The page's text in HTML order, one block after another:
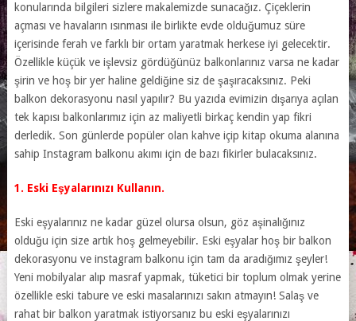
konularında bilgileri sizlere makalemizde sunacağız. Çiçeklerin
açması ve havaların ısınması ile birlikte evde olduğumuz süre
içerisinde ferah ve farklı bir ortam yaratmak herkese iyi gelecektir.
Özellikle küçük ve işlevsiz gördüğünüz balkonlarınız varsa ne kadar
şirin ve hoş bir yer haline geldiğine siz de şaşıracaksınız. Peki
balkon dekorasyonu nasıl yapılır? Bu yazıda evimizin dışarıya açılan
tek kapısı balkonlarımız için az maliyetli birkaç kendin yap fikri
derledik. Son günlerde popüler olan kahve içip kitap okuma alanına
sahip Instagram balkonu akımı için de bazı fikirler bulacaksınız.
1. Eski Eşyalarınızı Kullanın.
Eski eşyalarınız ne kadar güzel olursa olsun, göz aşinalığınız
olduğu için size artık hoş gelmeyebilir. Eski eşyalar hoş bir balkon
dekorasyonu ve instagram balkonu için tam da aradığımız şeyler!
Yeni mobilyalar alıp masraf yapmak, tüketici bir toplum olmak yerine
özellikle eski tabure ve eski masalarınızı sakın atmayın! Salaş ve
rahat bir balkon yaratmak istiyorsanız bu eski eşyalarınızı